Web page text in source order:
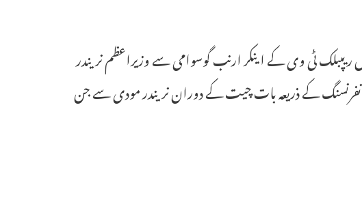
ریپبلک ٹی وی کے اینکر ارنب گوسوامی سے وزیراعظم نریندر
کانفرنسنگ کے ذریعہ بات چیت کے دوران نریندر مودی سے جن